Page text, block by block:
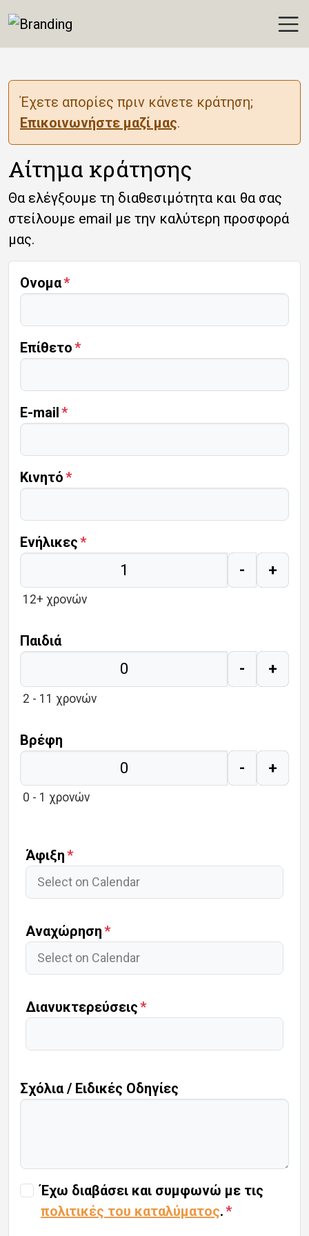
Elisavet Studios &
Έχετε απορίες πριν κάνετε κράτηση;
Επικοινωνήστε μαζί μας.
Αίτημα κράτησης
Θα ελέγξουμε τη διαθεσιμότητα και θα σας
στείλουμε email με την καλύτερη προσφορά
μας.
Ονομα
Επίθετο
E-mail
Κινητό
Ενήλικες
- +
12+ χρονών
Παιδιά
- +
2 - 11 χρονών
Βρέφη
- +
0 - 1 χρονών
Άφιξη
Αναχώρηση
Διανυκτερεύσεις
Σχόλια / Ειδικές Οδηγίες
Έχω διαβάσει και συμφωνώ με τις
πολιτικές του καταλύματος.